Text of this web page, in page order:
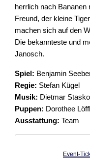
herrlich nach Bananen
Freund, der kleine
machen sich auf den
Die bekannteste und
Janosch.
Spiel: Benjamin
Regie: Stefan Kügel
Musik: Dietmar
Puppen: Dorothee
Ausstattung: Team
Event-